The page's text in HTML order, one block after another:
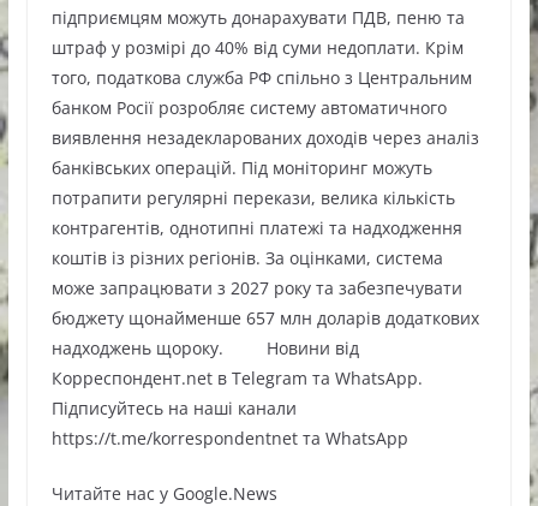
підприємцям можуть донарахувати ПДВ, пеню та
штраф у розмірі до 40% від суми недоплати. Крім
того, податкова служба РФ спільно з Центральним
банком Росії розробляє систему автоматичного
виявлення незадекларованих доходів через аналіз
банківських операцій. Під моніторинг можуть
потрапити регулярні перекази, велика кількість
контрагентів, однотипні платежі та надходження
коштів із різних регіонів. За оцінками, система
може запрацювати з 2027 року та забезпечувати
бюджету щонайменше 657 млн доларів додаткових
надходжень щороку. Новини від
Корреспондент.net в Telegram та WhatsApp.
Підписуйтесь на наші канали
https://t.me/korrespondentnet та WhatsApp
Читайте нас у Google.News